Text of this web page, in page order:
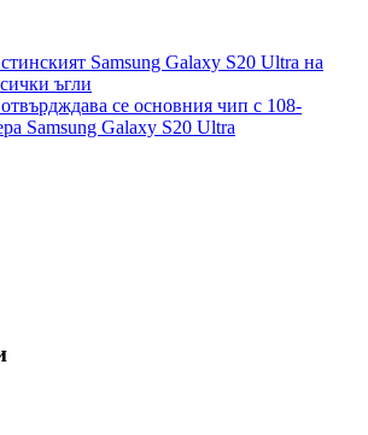
Samsung Galaxy S20 Ultra на
ъгли
се основния чип с 108-
Samsung Galaxy S20 Ultra